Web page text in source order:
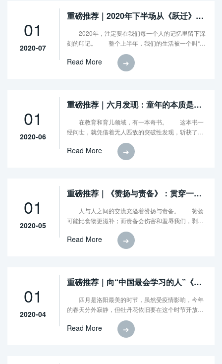
01
2020-07
重磅推荐｜2020年下半场从《跃迁》开
2020年，注定要在我们每一个人的记忆里留下深
刻的印记。 整个上半年，我们的生活被一个叫“新
冠病毒”的家伙彻底改变，每个人都经历了我们人生中
从未经历过的各种不适应！
Read More ➔
01
2020-06
重磅推荐｜六月发现：童年的本质是一
种风险解决方案
在教育和育儿领域，有一本奇书。 这本书一
经问世，就凭借着无人匹敌的突破性发现，斩获了美
国认知发展学会"年度最佳图书"，也频频登上国内各
类育儿推荐书单。
Read More ➔
01
2020-05
重磅推荐｜《赞扬与责备》：贯穿一生
的动态评价系统
人与人之间的交流充溢着赞扬与责备。 赞扬
可能比食物更滋补；而责备会伤害和羞辱我们，剥夺
我们的尊严、骄傲和快乐。 我们对赞扬和责备的
接受途径可不仅限于公开表达的夸奖或抱怨； 我
们还会根据别人的表情、眼神、短促的感叹词、肢体
Read More ➔
01
2020-04
重磅推荐｜向“中国最会学习的人”《好
好学习》
四月是洛阳最美的时节，虽然受疫情影响，今年
的春天分外寂静，但牡丹花依旧要在这个时节开放，
第25个世界读书日也会在这个月的23日如期到
来！ 在四月这个特殊的月份，我们向广大书友推
荐一本特别适合这个月阅读的好书，这就是被逻辑思
Read More ➔